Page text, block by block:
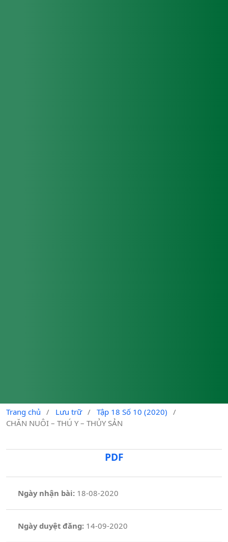
Trang chủ / Lưu trữ / Tập 18 Số 10 (2020)
/
CHĂN NUÔI – THÚ Y – THỦY SẢN
PDF
Ngày nhận bài: 18-08-2020
Ngày duyệt đăng:14-09-2020